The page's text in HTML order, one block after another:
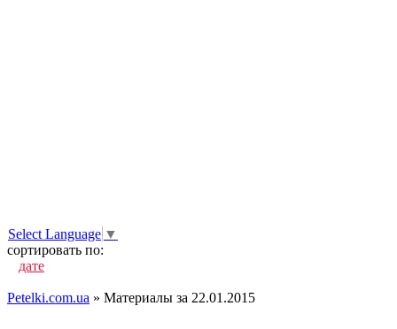
Select Language ▼
сортировать по:
дате
Petelki.com.ua » Материалы за 22.01.2015